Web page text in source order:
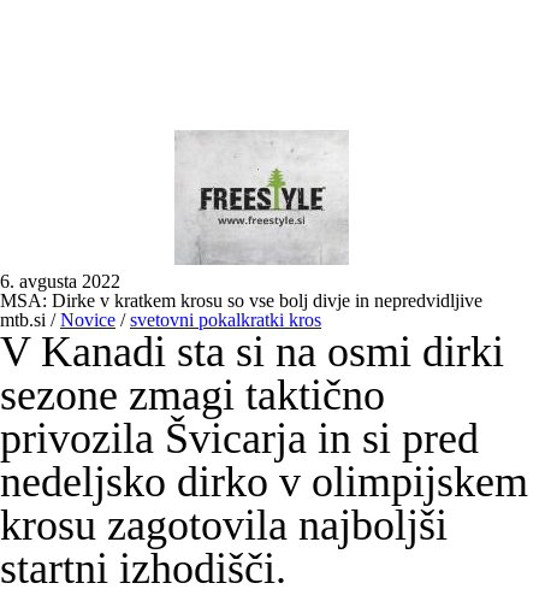
6. avgusta 2022
MSA: Dirke v kratkem krosu so vse bolj divje in nepredvidljive
mtb.si / Novice / svetovni pokalkratki kros
V Kanadi sta si na osmi dirki
sezone zmagi taktično
privozila Švicarja in si pred
nedeljsko dirko v olimpijskem
krosu zagotovila najboljši
startni izhodišči.